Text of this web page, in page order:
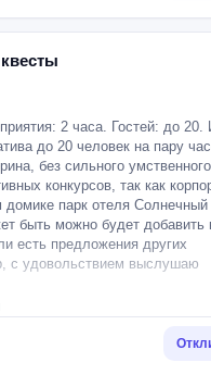
2 часа. Гостей: до 20.
до 20 человек на пару
без сильного умственного
конкурсов, так как
домике парк отеля
быть можно будет добавить
есть предложения других
с удовольствием выслушаю